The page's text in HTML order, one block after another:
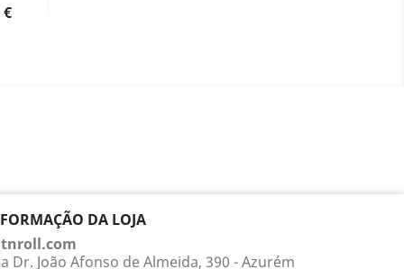
DA LOJA
Dr. João Afonso de Almeida, 390 - Azurém